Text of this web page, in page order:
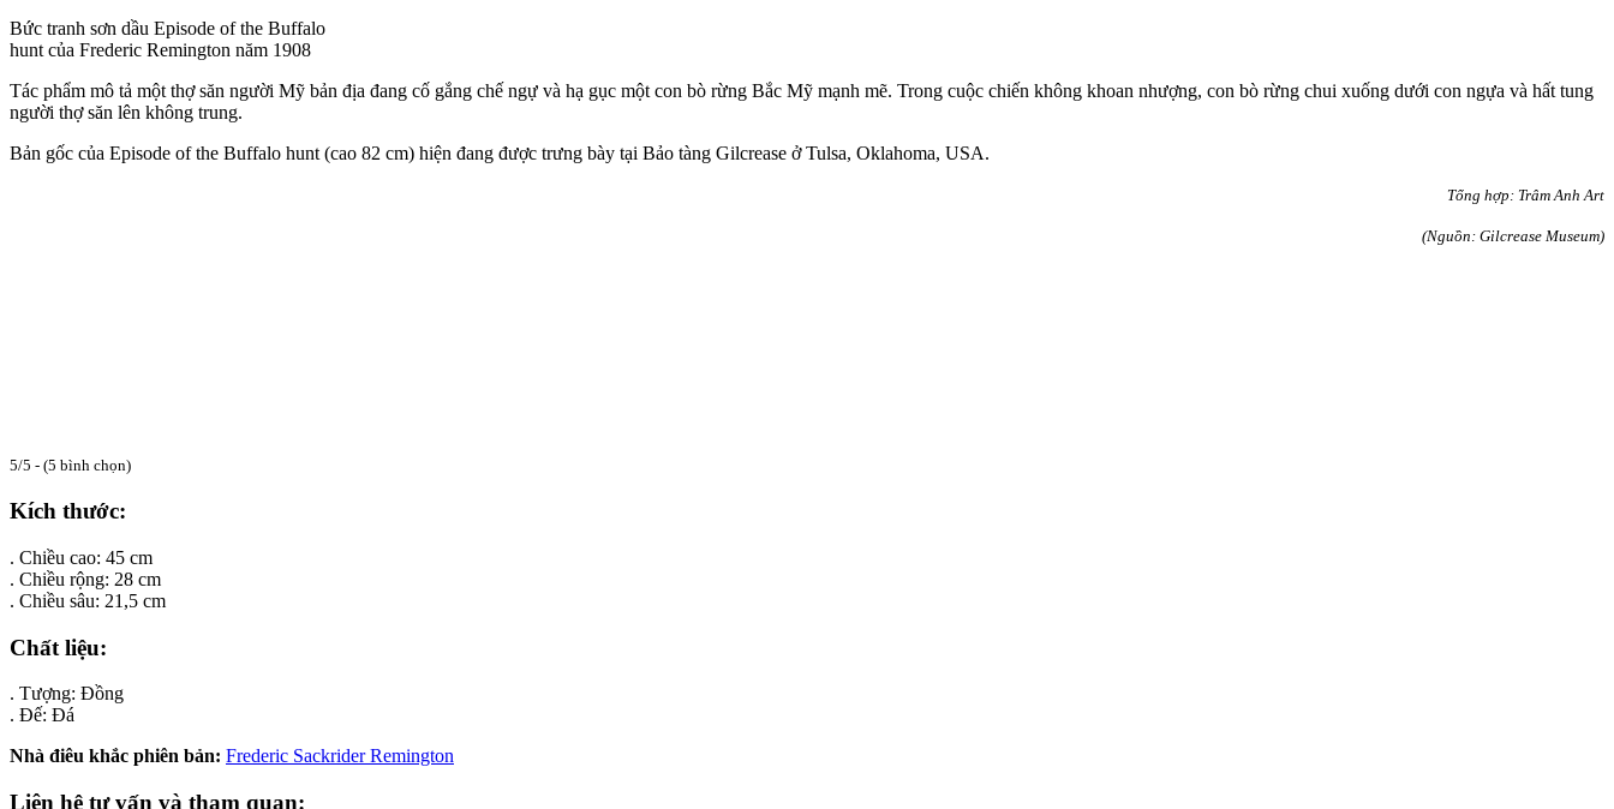
Bức tranh sơn dầu Episode of the Buffalo
hunt của Frederic Remington năm 1908
Tác phẩm mô tả một thợ săn người Mỹ bản địa đang cố gắng chế ngự và hạ gục một con bò rừng Bắc Mỹ mạnh mẽ. Trong cuộc chiến không khoan nhượng, con bò rừng chui xuống dưới con ngựa và hất tung
người thợ săn lên không trung.
Bản gốc của Episode of the Buffalo hunt (cao 82 cm) hiện đang được trưng bày tại Bảo tàng Gilcrease ở Tulsa, Oklahoma, USA.
Tổng hợp: Trâm Anh Art
(Nguồn: Gilcrease Museum)
5/5 - (5 bình chọn)
Kích thước:
. Chiều cao: 45 cm
. Chiều rộng: 28 cm
. Chiều sâu: 21,5 cm
Chất liệu:
. Tượng: Đồng
. Đế: Đá
Nhà điêu khắc phiên bản: Frederic Sackrider Remington
Liên hệ tư vấn và tham quan: